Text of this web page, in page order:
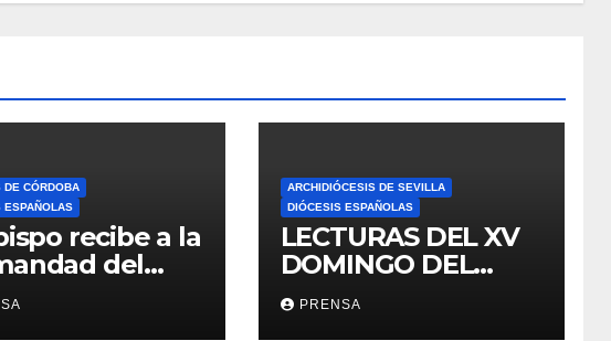
DE CÓRDOBA
ESPAÑOLAS
recibe a la
del
ARCHIDIÓCESIS DE SEVILLA
DIÓCESIS ESPAÑOLAS
LECTURAS DEL XV
DOMINGO DEL
TIEMPO
ORDINARIO (A)
PRENSA